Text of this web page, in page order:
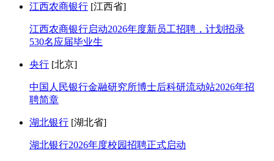
江西农商银行 [江西省]
江西农商银行启动2026年度新员工招聘，计划招录
530名应届毕业生
央行 [北京]
中国人民银行金融研究所博士后科研流动站2026年招
聘简章
湖北银行 [湖北省]
湖北银行2026年度校园招聘正式启动